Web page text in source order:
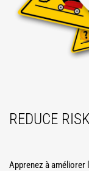
REDUCE
Apprenez à améliorer